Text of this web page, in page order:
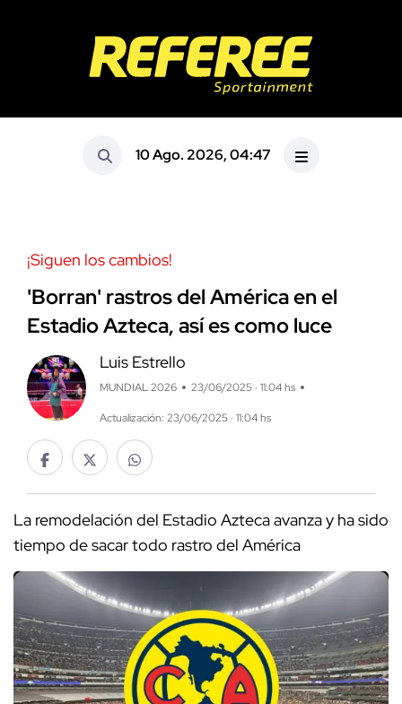
10 Ago. 2026, 04:47
¡Siguen los cambios!
'Borran' rastros del América en el
Estadio Azteca, así es como luce
Luis Estrello
MUNDIAL 2026 23/06/2025 · 11:04 hs
Actualización: 23/06/2025 · 11:04 hs
La remodelación del Estadio Azteca avanza y ha sido
tiempo de sacar todo rastro del América